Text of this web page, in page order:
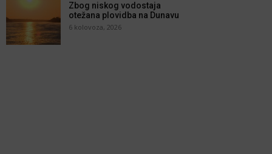
Zbog niskog vodostaja
otežana plovidba na Dunavu
6 kolovoza, 2026